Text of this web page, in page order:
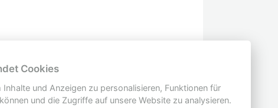
Seiten nach den allgemeinen
jedoch nicht verpflichtet,
nach Umständen zu forschen, die
oder Sperrung der Nutzung von
Cookies
und Anzeigen zu personalisieren, Funktionen für
und die Zugriffe auf unsere Website zu analysieren.